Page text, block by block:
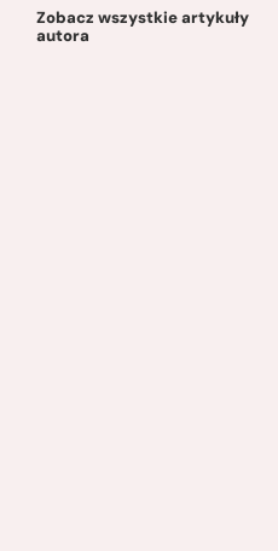
Zobacz wszystkie artykuły
autora